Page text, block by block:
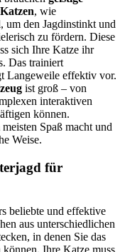
, wie
um den Jagdinstinkt und
zu fördern. Diese
sich Ihre Katze ihr
Das trainiert
Langeweile effektiv vor.
ist groß – von
interaktiven
können.
Spaß macht und
Weise.
für
beliebte und effektive
aus unterschiedlichen
in denen Sie das
Ihre Katze muss